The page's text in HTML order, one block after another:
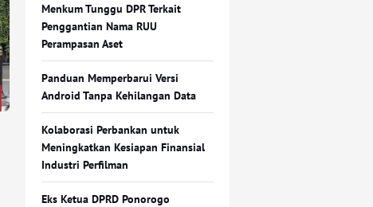
Menkum Tunggu DPR Terkait
Penggantian Nama RUU
Perampasan Aset
Panduan Memperbarui Versi
Android Tanpa Kehilangan Data
Kolaborasi Perbankan untuk
Meningkatkan Kesiapan Finansial
Industri Perfilman
Eks Ketua DPRD Ponorogo